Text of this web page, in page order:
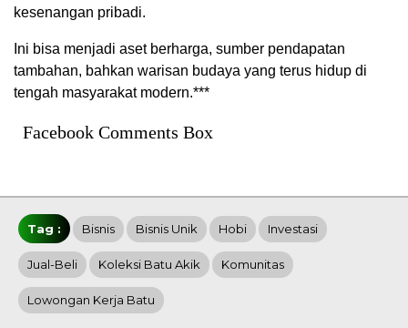
kesenangan pribadi.
Ini bisa menjadi aset berharga, sumber pendapatan
tambahan, bahkan warisan budaya yang terus hidup di
tengah masyarakat modern.***
Facebook Comments Box
Tag : Bisnis Bisnis Unik Hobi Investasi
Jual-Beli Koleksi Batu Akik Komunitas
Lowongan Kerja Batu